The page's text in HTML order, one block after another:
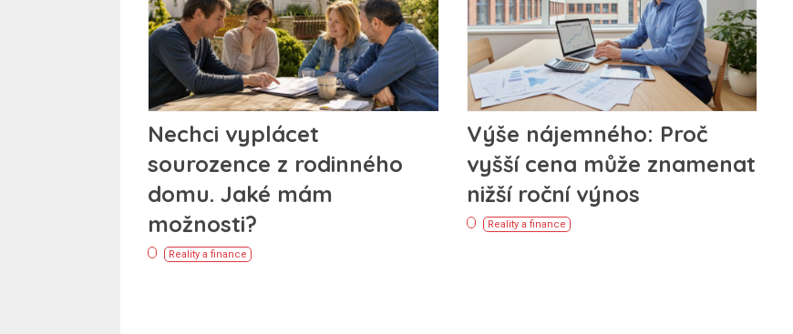
Nechci vyplácet
sourozence z rodinného
domu. Jaké mám
možnosti?
Reality a finance
Výše nájemného: Proč
vyšší cena může znamenat
nižší roční výnos
Reality a finance